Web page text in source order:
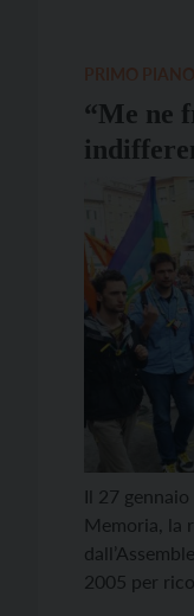
“Me ne
teatrale
Il 27
Memoria, la
2005 per